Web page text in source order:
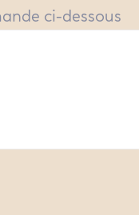
ci-dessous